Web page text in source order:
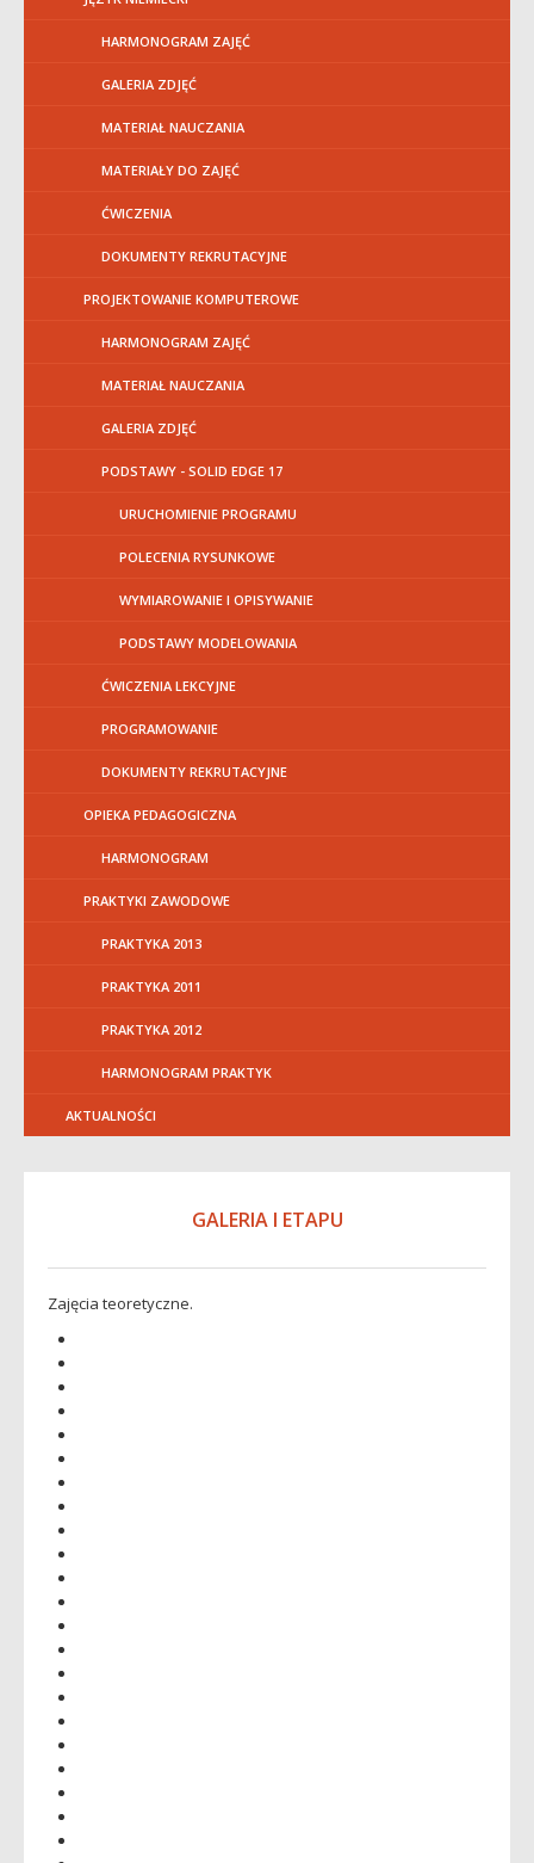
HARMONOGRAM ZAJĘĆ
GALERIA ZDJĘĆ
MATERIAŁ NAUCZANIA
MATERIAŁY DO ZAJĘĆ
ĆWICZENIA
DOKUMENTY REKRUTACYJNE
PROJEKTOWANIE KOMPUTEROWE
HARMONOGRAM ZAJĘĆ
MATERIAŁ NAUCZANIA
GALERIA ZDJĘĆ
PODSTAWY - SOLID EDGE 17
URUCHOMIENIE PROGRAMU
POLECENIA RYSUNKOWE
WYMIAROWANIE I OPISYWANIE
PODSTAWY MODELOWANIA
ĆWICZENIA LEKCYJNE
PROGRAMOWANIE
DOKUMENTY REKRUTACYJNE
OPIEKA PEDAGOGICZNA
HARMONOGRAM
PRAKTYKI ZAWODOWE
PRAKTYKA 2013
PRAKTYKA 2011
PRAKTYKA 2012
HARMONOGRAM PRAKTYK
AKTUALNOŚCI
GALERIA I ETAPU
Zajęcia teoretyczne.